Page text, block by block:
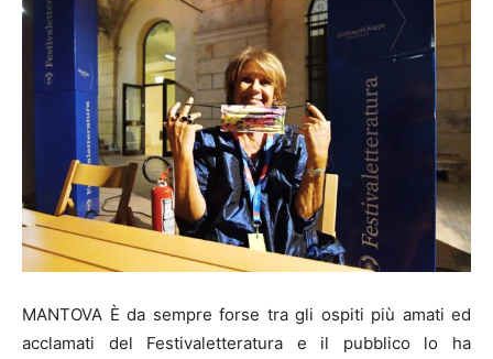
MANTOVA È da sempre forse tra gli ospiti più amati ed
acclamati del Festivaletteratura e il pubblico lo ha